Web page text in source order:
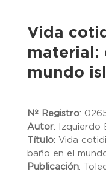
Vida
material:
mundo
Nº Registro:
Autor:
Izquierdo
Título: Vida
baño en el
Publicación: